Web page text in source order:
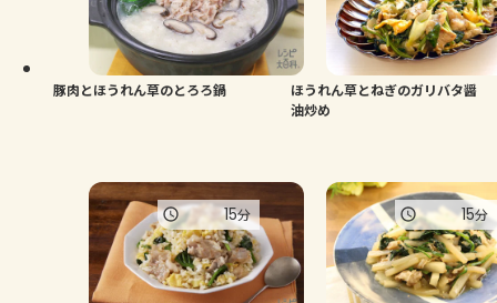
豚肉とほうれん草のとろろ鍋
ほうれん草とねぎのガリバタ醤
油炒め
15分 15分